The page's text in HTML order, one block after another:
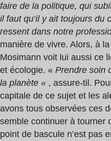
faire de la politique, qui
il faut qu’il y ait toujours du
ressent dans notre
manière de vivre. Alors, à
Mosimann voit lui aussi ce
et écologie. « Prendre soin
la planète « , assure-til.
capitale de ce sujet et les
avons tous observées ces
semble continuer à tourner
point de bascule n’est pas